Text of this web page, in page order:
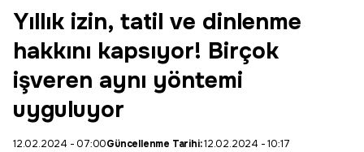
Yıllık izin, tatil ve dinlenme
hakkını kapsıyor! Birçok
işveren aynı yöntemi
uyguluyor
12.02.2024 - 07:00Güncellenme Tarihi:12.02.2024 - 10:17